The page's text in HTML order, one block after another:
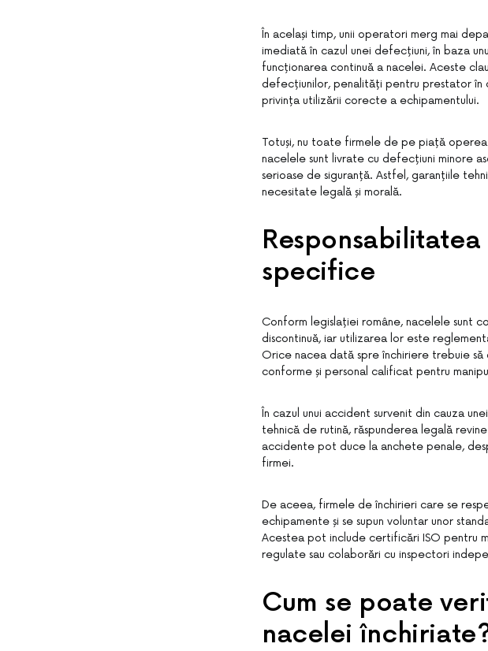
În același timp, unii operatori merg mai
imediată în cazul unei defecțiuni, în baza
funcționarea continuă a nacelei. Aceste
defecțiunilor, penalități pentru prestator în
privința utilizării corecte a echipamentului.
Totuși, nu toate firmele de pe piață
nacelele sunt livrate cu defecțiuni minore
serioase de siguranță. Astfel, garanțiile
necesitate legală și morală.
specifice
Conform legislației române, nacelele sunt
discontinuă, iar utilizarea lor este
Orice nacea dată spre închiriere trebuie
conforme și personal calificat pentru
În cazul unui accident survenit din cauza
tehnică de rutină, răspunderea legală
accidente pot duce la anchete penale,
firmei.
De aceea, firmele de închirieri care se
echipamente și se supun voluntar unor
Acestea pot include certificări ISO pentru
regulate sau colaborări cu inspectori
Cum se poate
nacelei